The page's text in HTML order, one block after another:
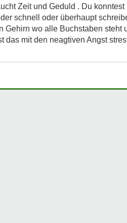
Zeit und Geduld . Du
schnell oder überhaupt
Gehirn wo alle Buchstaben steht
das mit den neagtiven Angst